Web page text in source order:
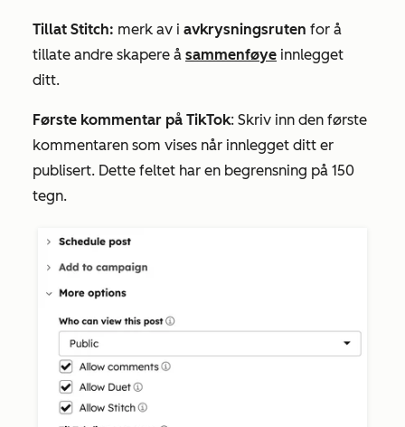
Tillat Stitch: merk av i avkrysningsruten for å
tillate andre skapere å sammenføye innlegget
ditt.
Første kommentar på TikTok: Skriv inn den første
kommentaren som vises når innlegget ditt er
publisert. Dette feltet har en begrensning på 150
tegn.